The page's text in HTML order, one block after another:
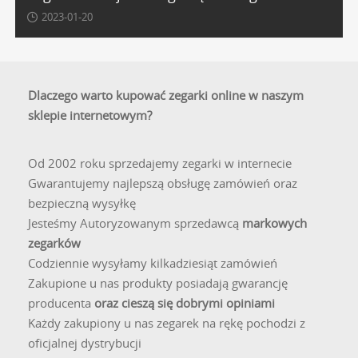
wytrzymałość na trudy codziennego użytkowania oraz
niezawodność japońskich mechanizmów. Dzieci z kolei
przemyślany i bezpieczny wybór na pierwszy, poważny
zegarek dla dziecka.
Odpowiedzi na pytania o zegarki
dla dzieci marki Rubicon
Jakie szkło chroni tarczę w zegarkach
dziecięcych Rubicon?
Większość modeli z kolekcji dziecięcej marki Rubicon
wyposażona jest w wysokiej jakości utwardzane szkiełko
mineralne. Jest to optymalne rozwiązanie dla najmłodszych
użytkowników, ponieważ oferuje znacznie większą
elastyczność i odporność na stłuczenia niż twarde szkło
2023-01-20
Dlaczego warto kupować zegarki online w naszym
sklepie internetowym?
Od 2002 roku sprzedajemy zegarki w internecie
Gwarantujemy najlepszą obsługę zamówień oraz
bezpieczną wysyłkę
Jesteśmy Autoryzowanym sprzedawcą markowych
zegarków
Codziennie wysyłamy kilkadziesiąt zamówień
Zakupione u nas produkty posiadają gwarancję
producenta oraz cieszą się dobrymi opiniami
Każdy zakupiony u nas zegarek na rękę pochodzi z
oficjalnej dystrybucji